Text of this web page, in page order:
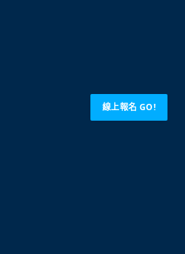
線上報名 GO!